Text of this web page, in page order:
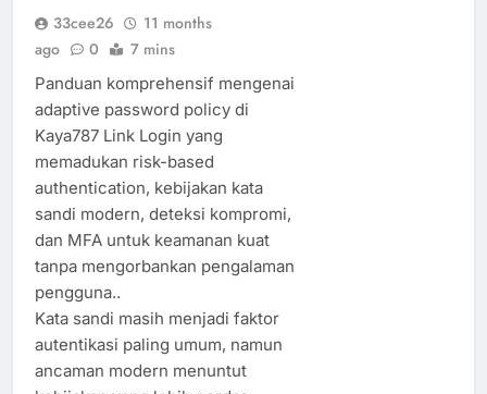
33cee26
11 months
ago
0 7 mins
Panduan komprehensif mengenai
adaptive password policy di
Kaya787 Link Login yang
memadukan risk-based
authentication, kebijakan kata
sandi modern, deteksi kompromi,
dan MFA untuk keamanan kuat
tanpa mengorbankan pengalaman
pengguna..
Kata sandi masih menjadi faktor
autentikasi paling umum, namun
ancaman modern menuntut